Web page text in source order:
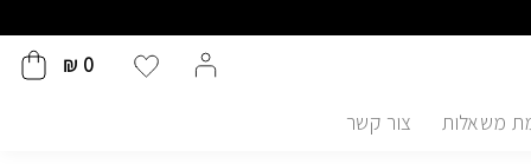
₪ 0
משאלות צור קשר